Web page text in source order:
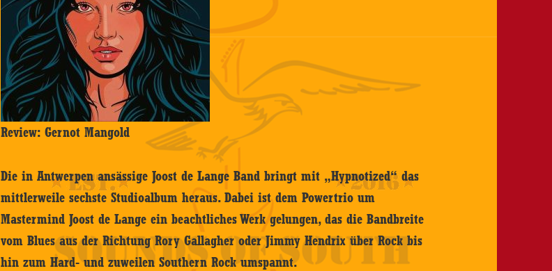
Review: Gernot Mangold
Die in Antwerpen ansässige Joost de Lange Band bringt mit „Hypnotized“ das
mittlerweile sechste Studioalbum heraus. Dabei ist dem Powertrio um
Mastermind Joost de Lange ein beachtliches Werk gelungen, das die Bandbreite
vom Blues aus der Richtung Rory Gallagher oder Jimmy Hendrix über Rock bis
hin zum Hard- und zuweilen Southern Rock umspannt.